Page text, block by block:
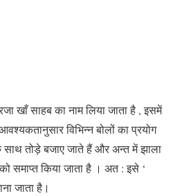
खाँ साहब का नाम लिया जाता है , इसमें
विभिन्न बोलों का प्रयोग
साथ तोड़े बजाए जाते हैं और अन्त में झाला
समाप्त किया जाता है । अत : इसे ‘
जाता है।